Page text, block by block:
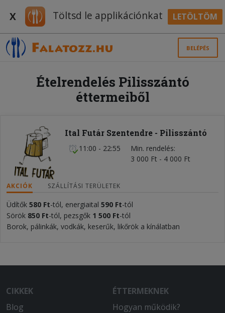
X Töltsd le applikációnkat LETÖLTÖM
BELÉPÉS
Ételrendelés Pilisszántó
éttermeiből
Ital Futár Szentendre - Pilisszántó
11:00 - 22:55
Min. rendelés
3 000 Ft - 4 000 Ft
AKCIÓK SZÁLLÍTÁSI TERÜLETEK
Üdítők 580 Ft-tól, energiaital 590 Ft-tól
Sörök 850 Ft-tól, pezsgők 1 500 Ft-tól
Borok, pálinkák, vodkák, keserűk, likőrök a kínálatban
CIKKEK
Blog
ÉTTERMEKNEK
Hogyan működik?